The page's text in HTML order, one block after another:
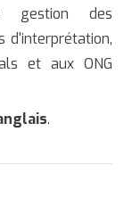
gestion des
d'interprétation,
et aux ONG
.